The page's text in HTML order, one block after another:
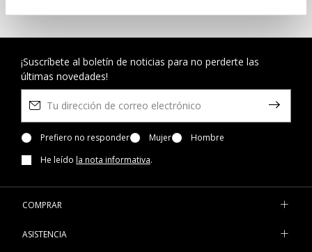
¡Suscríbete al boletín de noticias para no perderte las
últimas novedades!
Prefiero no responder Mujer
Hombre
He leído la nota informativa.
COMPRAR
ASISTENCIA